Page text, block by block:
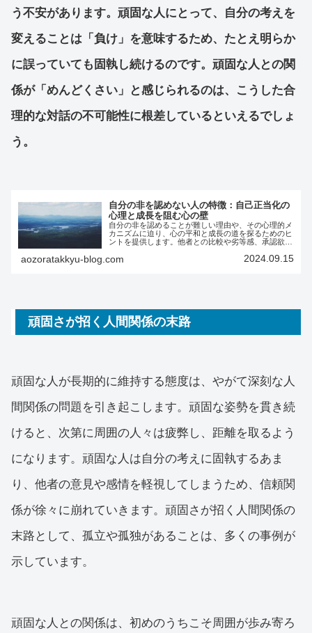
う不安があります。頑固な人にとって、自分の考えを
変えることは「負け」を意味するため、たとえ明らか
に誤っていても固執し続けるのです。頑固な人との関
係が「めんどくさい」と感じられるのは、こうした合
理的な対話の不可能性に根差しているといえるでしょ
う。
自分の非を認めない人の特徴：自己正当化の
心理と成長を阻む心の壁
自分の非を認めることが難しい理由や、その心理的メ
カニズムに迫り、心の平和と成長の道を探るためのヒ
ントを提供します。他者との比較や劣等感、承認欲求
る姿勢を学びましょう。この記事は、自己成長と健全
aozoratakkyu-blog.com 2024.09.15
頑固さが招く人間関係の末路
頑固な人が長期的に維持する態度は、やがて深刻な人
間関係の問題を引き起こします。頑固な姿勢を貫き続
けると、次第に周囲の人々は疲弊し、距離を取るよう
になります。頑固な人は自分の考えに固執するあま
り、他者の意見や感情を軽視してしまうため、信頼関
係が徐々に崩れていきます。頑固さが招く人間関係の
末路として、孤立や孤独があることは、多くの事例が
示しています。
頑固な人との関係は、初めのうちこそ周囲が歩み寄ろ